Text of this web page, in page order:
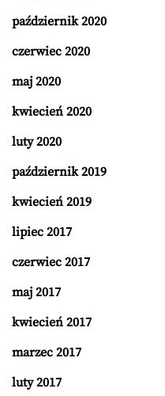
październik 2020
czerwiec 2020
maj 2020
kwiecień 2020
luty 2020
październik 2019
kwiecień 2019
lipiec 2017
czerwiec 2017
maj 2017
kwiecień 2017
marzec 2017
luty 2017